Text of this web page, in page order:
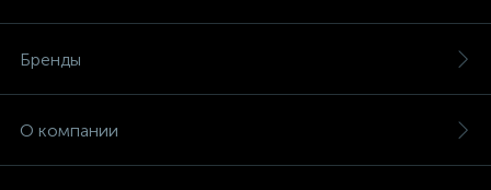
Бренды
О компании